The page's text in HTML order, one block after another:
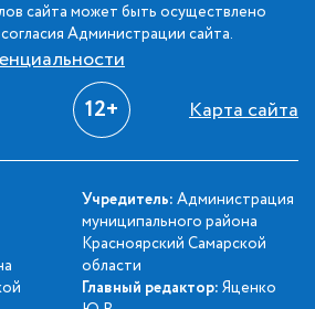
сайта может быть осуществлено
Администрации сайта.
12+ Карта сайта
Учредитель: Администрация
муниципального района
Красноярский Самарской
области
Главный редактор: Яценко